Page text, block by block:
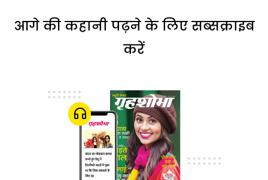
आगे की कहानी पढ़ने के लिए सब्सक्राइब
करें